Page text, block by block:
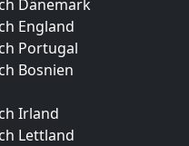
Dänemark
England
Portugal
Bosnien
Irland
Lettland